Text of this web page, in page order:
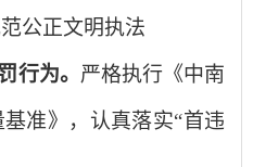
公正文明执法
行为。 严格执行《中南
准》，认真落实“首违